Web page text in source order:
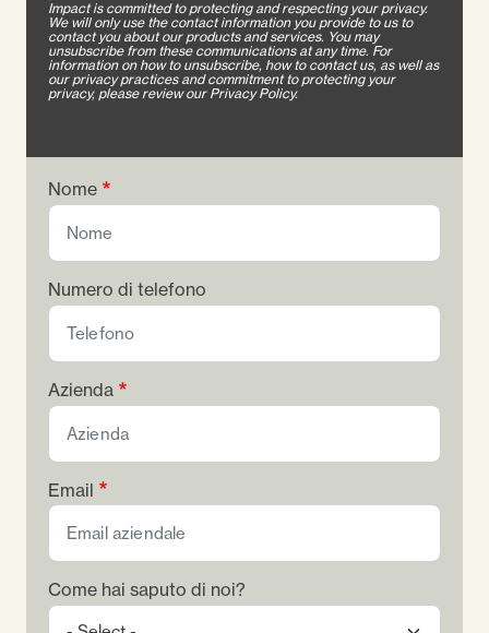
Impact is committed to protecting and respecting your privacy.
We will only use the contact information you provide to us to
contact you about our products and services. You may
unsubscribe from these communications at any time. For
information on how to unsubscribe, how to contact us, as well as
our privacy practices and commitment to protecting your
privacy, please review our Privacy Policy.
Nome
Numero di telefono
Azienda
Email
Come hai saputo di noi?